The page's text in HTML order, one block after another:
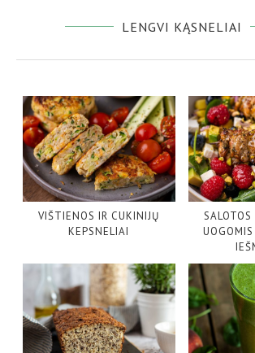
LENGVI KĄSNELIAI
VIŠTIENOS IR CUKINIJŲ
KEPSNELIAI